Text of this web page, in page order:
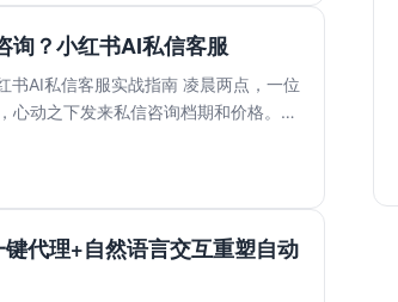
询？小红书AI私信客服
书AI私信客服实战指南 凌晨两点，一位
心动之下发来私信咨询档期和价格。等
代理+自然语言交互重塑自动